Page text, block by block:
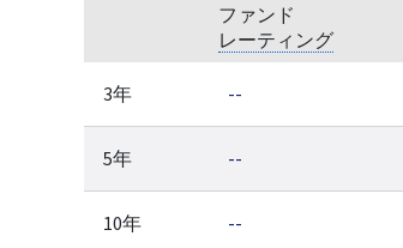
ファンド
レーティング
3年 --
5年 --
10年 --